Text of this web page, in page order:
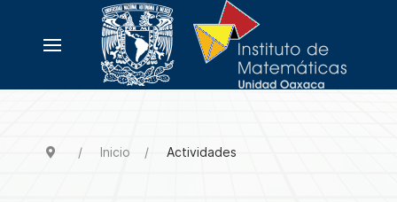
Inicio Actividades